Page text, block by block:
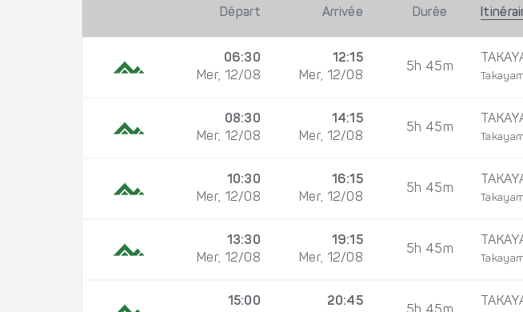
Départ Arrivée Durée
06:30
Mer, 12/08
12:15
Mer, 12/08
5h 45m
08:30
Mer, 12/08
14:15
Mer, 12/08
5h 45m
10:30
Mer, 12/08
16:15
Mer, 12/08
5h 45m
13:30
Mer, 12/08
19:15
Mer, 12/08
5h 45m
15:00
20:45